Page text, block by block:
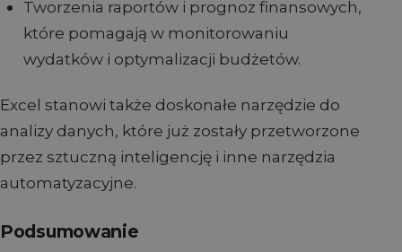
Tworzenia raportów i prognoz finansowych,
które pomagają w monitorowaniu
wydatków i optymalizacji budżetów.
Excel stanowi także doskonałe narzędzie do
analizy danych, które już zostały przetworzone
przez sztuczną inteligencję i inne narzędzia
automatyzacyjne.
Podsumowanie